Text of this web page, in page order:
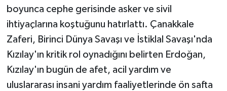
boyunca cephe gerisinde asker ve sivil
ihtiyaçlarına koştuğunu hatırlattı. Çanakkale
Zaferi, Birinci Dünya Savaşı ve İstiklal Savaşı'nda
Kızılay'ın kritik rol oynadığını belirten Erdoğan,
Kızılay'ın bugün de afet, acil yardım ve
uluslararası insani yardım faaliyetlerinde ön safta